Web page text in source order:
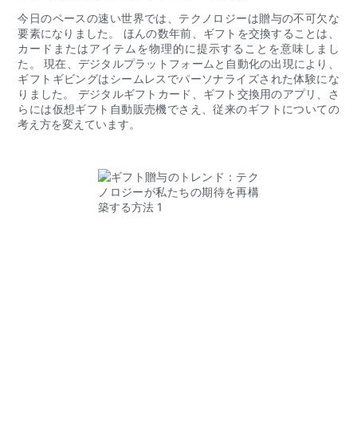
今日のペースの速い世界では、テクノロジーは贈与の不可欠な
要素になりました。 ほんの数年前、ギフトを交換することは、
カードまたはアイテムを物理的に提示することを意味しまし
た。 現在、デジタルプラットフォームと自動化の出現により、
ギフトギビングはシームレスでパーソナライズされた体験にな
りました。 デジタルギフトカード、ギフト交換用のアプリ、さ
らには仮想ギフト自動販売機でさえ、従来のギフトについての
考え方を変えています。